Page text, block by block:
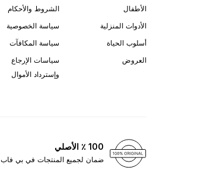
الأطفال
الأدوات المنزلية
أسلوب الحياة
العروض
الشروط والأحكام
سياسة الخصوصية
سياسة المكافآت
سياسات الإرجاع
وإسترداد الأموال
100 ٪ الأصلي
ضمان لجميع المنتجات في بي فاب